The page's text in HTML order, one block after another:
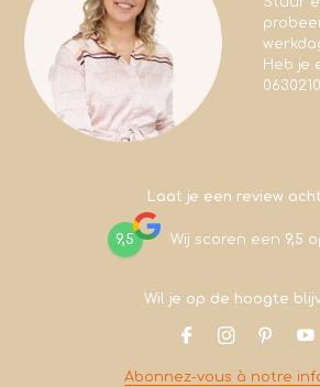
Heb je
Laat je een review
9,5 Wij scoren een 9,5
Wil je op de hoogte
Abonnez-vous à notre